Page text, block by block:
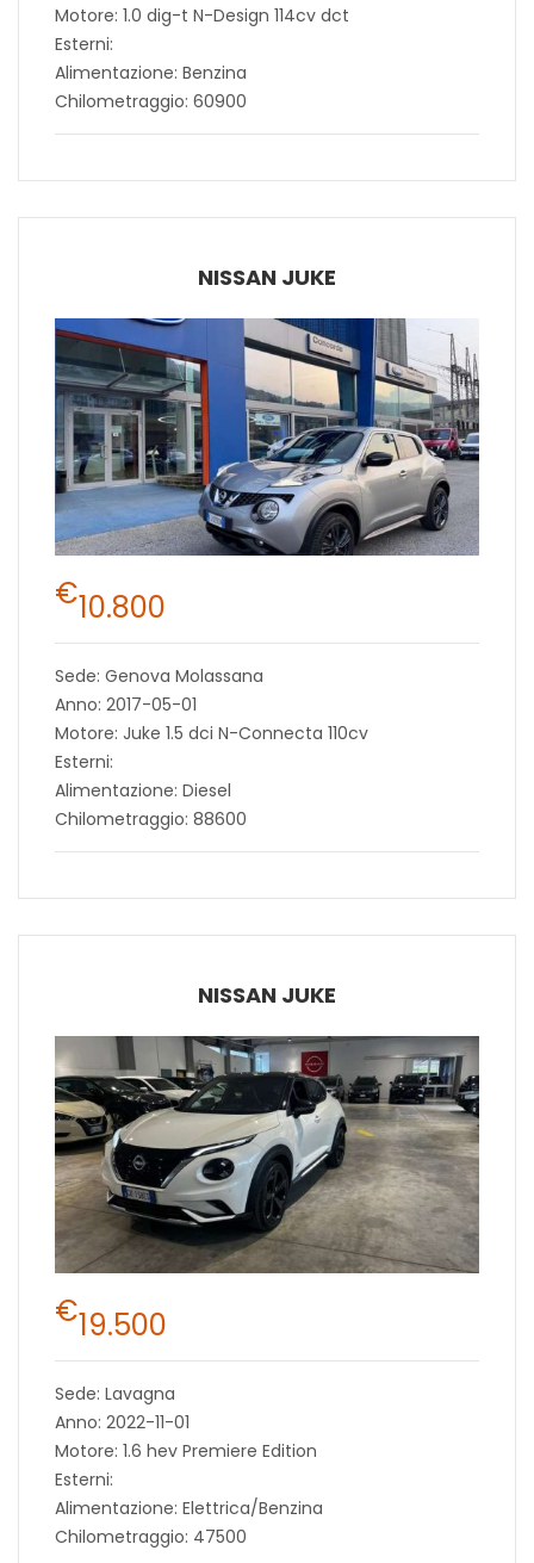
Motore: 1.0 dig-t N-Design 114cv dct
Esterni:
Alimentazione: Benzina
Chilometraggio: 60900
NISSAN JUKE
€10.800
Sede: Genova Molassana
Anno: 2017-05-01
Motore: Juke 1.5 dci N-Connecta 110cv
Esterni:
Alimentazione: Diesel
Chilometraggio: 88600
NISSAN JUKE
€19.500
Sede: Lavagna
Anno: 2022-11-01
Motore: 1.6 hev Premiere Edition
Esterni:
Alimentazione: Elettrica/Benzina
Chilometraggio: 47500